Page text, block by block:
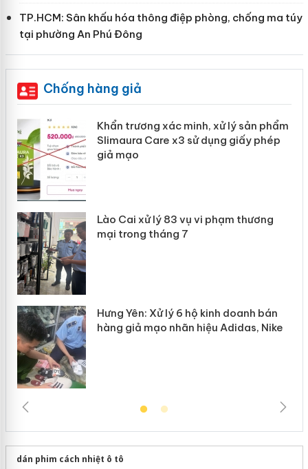
TP.HCM: Sân khấu hóa thông điệp phòng, chống ma túy
tại phường An Phú Đông
Chống hàng giả
Khẩn trương xác minh, xử lý sản phẩm
Slimaura Care x3 sử dụng giấy phép
giả mạo
Lào Cai xử lý 83 vụ vi phạm thương
mại trong tháng 7
Hưng Yên: Xử lý 6 hộ kinh doanh bán
hàng giả mạo nhãn hiệu Adidas, Nike
dán phim cách nhiệt ô tô